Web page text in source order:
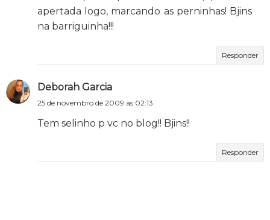
apertada logo, marcando as perninhas! Bjins
na barriguinha!!!
Responder
Deborah Garcia
25 de novembro de 2009 às 02:13
Tem selinho p vc no blog!! Bjins!!
Responder